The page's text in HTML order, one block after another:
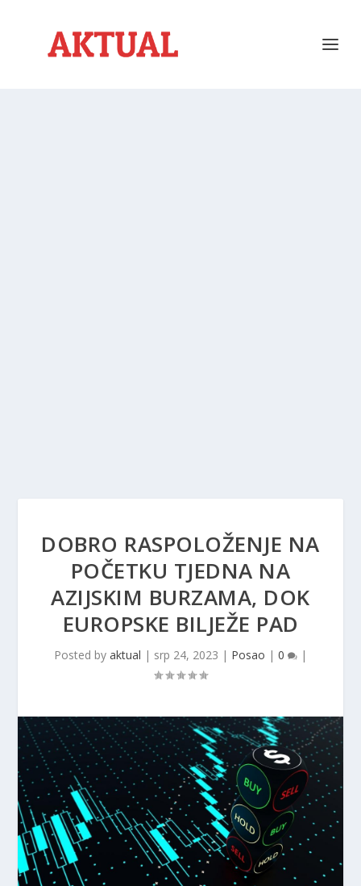
DOBRO RASPOLOŽENJE NA
POČETKU TJEDNA NA
AZIJSKIM BURZAMA, DOK
EUROPSKE BILJEŽE PAD
Posted by aktual | srp 24, 2023 | Posao | 0 |